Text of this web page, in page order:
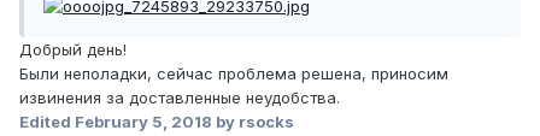
Добрый день!
Были неполадки, сейчас проблема решена, приносим
извинения за доставленные неудобства.
Edited February 5, 2018 by rsocks